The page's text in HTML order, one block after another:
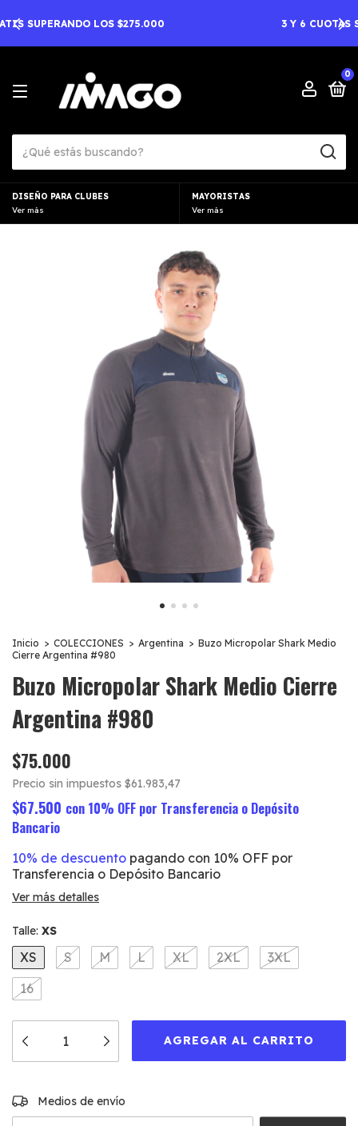
3 Y 6 CUOTAS SIN INTERES A PARTIR DE $100.000
0
DISEÑO PARA CLUBES
Ver más
MAYORISTAS
Ver más
Inicio > COLECCIONES > Argentina > Buzo Micropolar Shark Medio
Cierre Argentina #980
Buzo Micropolar Shark Medio Cierre
Argentina #980
$75.000
Precio sin impuestos $61.983,47
$67.500 con 10% OFF por Transferencia o Depósito
Bancario
10% de descuento pagando con 10% OFF por
Transferencia o Depósito Bancario
Ver más detalles
Talle: XS
XS S M L XL 2XL
3XL
16
Entregas para el CP:
Medios de envío